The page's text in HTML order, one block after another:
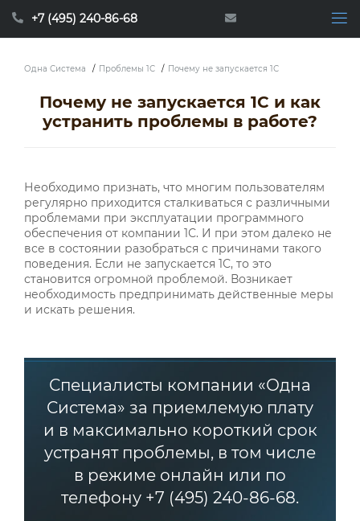
+7 (495) 240-86-68
Одна Система / Проблемы 1С / Почему не запускается 1С
Почему не запускается 1С и как
устранить проблемы в работе?
Необходимо признать, что многим пользователям
регулярно приходится сталкиваться с различными
проблемами при эксплуатации программного
обеспечения от компании 1С. И при этом далеко не
все в состоянии разобраться с причинами такого
поведения. Если не запускается 1С, то это
становится огромной проблемой. Возникает
необходимость предпринимать действенные меры
и искать решения.
Специалисты компании «Одна
Система» за приемлемую плату
и в максимально короткий срок
устранят проблемы, в том числе
в режиме онлайн или по
телефону +7 (495) 240-86-68.